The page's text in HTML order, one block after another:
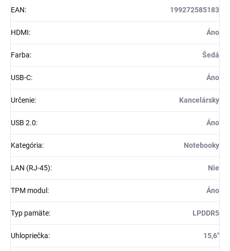
EAN: 199272585183
HDMI: Áno
Farba: Šedá
USB-C: Áno
Určenie: Kancelársky
USB 2.0: Áno
Kategória: Notebooky
LAN (RJ-45): Nie
TPM modul : Áno
Typ pamäte: LPDDR5
Uhlopriečka: 15,6"